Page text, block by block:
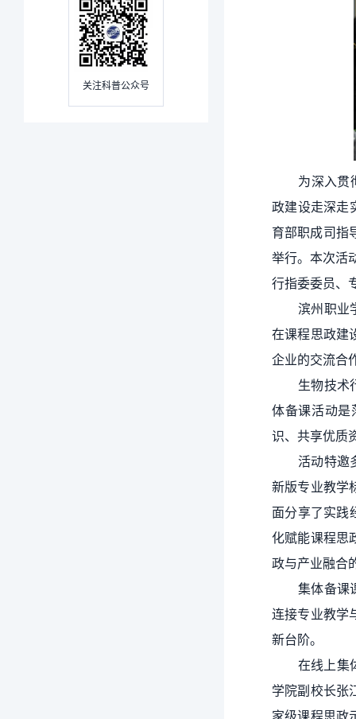
关注科普公众号
为深入贯
政建设走深走
育部职成司指
举行。本次活
行指委委员、
滨州职业
在课程思政建
企业的交流合
生物技术
体备课活动
识、共享优质
活动特邀
新版专业教学
面分享了实践
化赋能课程思
政与产业融合
集体备课
连接专业教学
新台阶。
在线上集
学院副校长张
家级课程思政